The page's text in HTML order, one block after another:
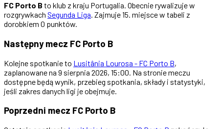
FC Porto B to klub z kraju Portugalia. Obecnie rywalizuje w
rozgrywkach Segunda Liga. Zajmuje 15. miejsce w tabeli z
dorobkiem 0 punktów.
Następny mecz FC Porto B
Kolejne spotkanie to Lusitânia Lourosa - FC Porto B,
zaplanowane na 9 sierpnia 2026, 15:00. Na stronie meczu
dostępne będą wynik, przebieg spotkania, składy i statystyki,
jeśli zakres danych ligi je obejmuje.
Poprzedni mecz FC Porto B